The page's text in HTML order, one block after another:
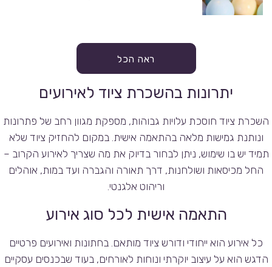
ראה הכל
יתרונות בהשכרת ציוד לאירועים
השכרת ציוד חוסכת עלויות גבוהות, מספקת מגוון רחב של פתרונות
ונותנת גמישות מלאה בהתאמה אישית. במקום להחזיק ציוד שלא
תמיד יש בו שימוש, ניתן לבחור בדיוק את מה שצריך לאירוע הקרוב –
החל מכיסאות ושולחנות, דרך תאורה והגברה ועד במות, אוהלים
וריהוט אלגנטי.
התאמה אישית לכל סוג אירוע
כל אירוע הוא ייחודי ודורש ציוד מותאם. בחתונות ואירועים פרטיים
הדגש הוא על עיצוב יוקרתי ונוחות לאורחים, בעוד שבכנסים עסקיים